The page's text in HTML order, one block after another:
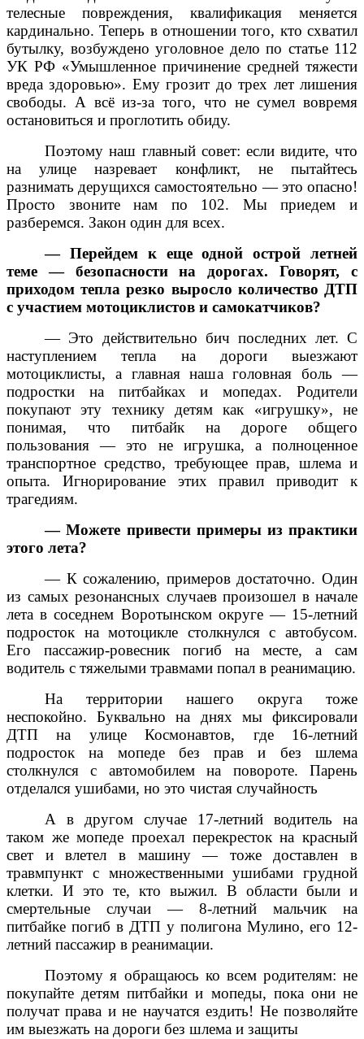
телесные повреждения, квалификация меняется
кардинально. Теперь в отношении того, кто схватил
бутылку, возбуждено уголовное дело по статье 112
УК РФ «Умышленное причинение средней тяжести
вреда здоровью». Ему грозит до трех лет лишения
свободы. А всё из-за того, что не сумел вовремя
остановиться и проглотить обиду.
Поэтому наш главный совет: если видите, что
на улице назревает конфликт, не пытайтесь
разнимать дерущихся самостоятельно — это опасно!
Просто звоните нам по 102. Мы приедем и
разберемся. Закон один для всех.
— Перейдем к еще одной острой летней
теме — безопасности на дорогах. Говорят, с
приходом тепла резко выросло количество ДТП
с участием мотоциклистов и самокатчиков?
— Это действительно бич последних лет. С
наступлением тепла на дороги выезжают
мотоциклисты, а главная наша головная боль —
подростки на питбайках и мопедах. Родители
покупают эту технику детям как «игрушку», не
понимая, что питбайк на дороге общего
пользования — это не игрушка, а полноценное
транспортное средство, требующее прав, шлема и
опыта. Игнорирование этих правил приводит к
трагедиям.
— Можете привести примеры из практики
этого лета?
— К сожалению, примеров достаточно. Один
из самых резонансных случаев произошел в начале
лета в соседнем Воротынском округе — 15-летний
подросток на мотоцикле столкнулся с автобусом.
Его пассажир-ровесник погиб на месте, а сам
водитель с тяжелыми травмами попал в реанимацию.
На территории нашего округа тоже
неспокойно. Буквально на днях мы фиксировали
ДТП на улице Космонавтов, где 16-летний
подросток на мопеде без прав и без шлема
столкнулся с автомобилем на повороте. Парень
отделался ушибами, но это чистая случайность
А в другом случае 17-летний водитель на
таком же мопеде проехал перекресток на красный
свет и влетел в машину — тоже доставлен в
травмпункт с множественными ушибами грудной
клетки. И это те, кто выжил. В области были и
смертельные случаи — 8-летний мальчик на
питбайке погиб в ДТП у полигона Мулино, его 12-
летний пассажир в реанимации.
Поэтому я обращаюсь ко всем родителям: не
покупайте детям питбайки и мопеды, пока они не
получат права и не научатся ездить! Не позволяйте
им выезжать на дороги без шлема и защиты